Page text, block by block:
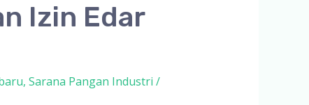
Izin Edar
, Sarana Pangan Industri /